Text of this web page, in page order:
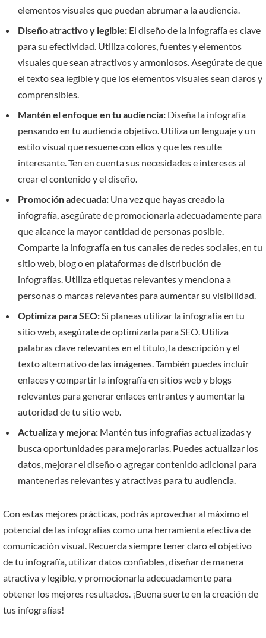
elementos visuales que puedan abrumar a la audiencia.
Diseño atractivo y legible: El diseño de la infografía es clave
para su efectividad. Utiliza colores, fuentes y elementos
visuales que sean atractivos y armoniosos. Asegúrate de que
el texto sea legible y que los elementos visuales sean claros y
comprensibles.
Mantén el enfoque en tu audiencia: Diseña la infografía
pensando en tu audiencia objetivo. Utiliza un lenguaje y un
estilo visual que resuene con ellos y que les resulte
interesante. Ten en cuenta sus necesidades e intereses al
crear el contenido y el diseño.
Promoción adecuada: Una vez que hayas creado la
infografía, asegúrate de promocionarla adecuadamente para
que alcance la mayor cantidad de personas posible.
Comparte la infografía en tus canales de redes sociales, en tu
sitio web, blog o en plataformas de distribución de
infografías. Utiliza etiquetas relevantes y menciona a
personas o marcas relevantes para aumentar su visibilidad.
Optimiza para SEO:Si planeas utilizar la infografía en tu
sitio web, asegúrate de optimizarla para SEO. Utiliza
palabras clave relevantes en el título, la descripción y el
texto alternativo de las imágenes. También puedes incluir
enlaces y compartir la infografía en sitios web y blogs
relevantes para generar enlaces entrantes y aumentar la
autoridad de tu sitio web.
Actualiza y mejora: Mantén tus infografías actualizadas y
busca oportunidades para mejorarlas. Puedes actualizar los
datos, mejorar el diseño o agregar contenido adicional para
mantenerlas relevantes y atractivas para tu audiencia.
Con estas mejores prácticas, podrás aprovechar al máximo el
potencial de las infografías como una herramienta efectiva de
comunicación visual. Recuerda siempre tener claro el objetivo
de tu infografía, utilizar datos confiables, diseñar de manera
atractiva y legible, y promocionarla adecuadamente para
obtener los mejores resultados. ¡Buena suerte en la creación de
tus infografías!